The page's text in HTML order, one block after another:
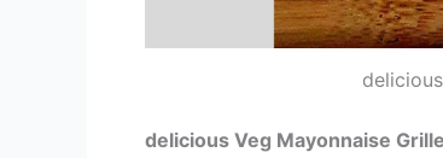
delicious Veg Mayonnaise